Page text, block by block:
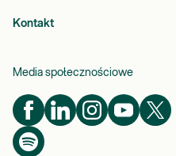
Kontakt
Media społecznościowe